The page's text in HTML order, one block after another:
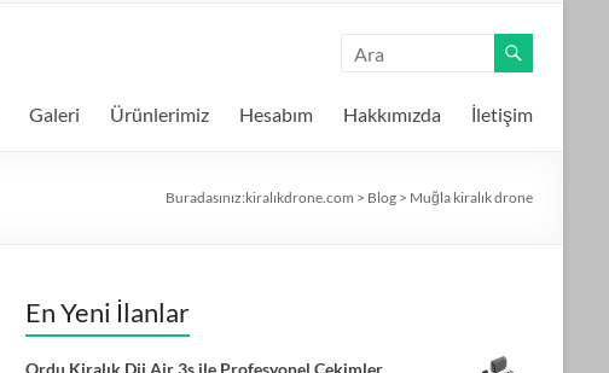
Galeri Ürünlerimiz Hesabım Hakkımızda İletişim
Buradasınız:kiralıkdrone.com > Blog > Muğla kiralık drone
En Yeni İlanlar
Ordu Kiralık Dji Air 3s ile Profesyonel Çekimler